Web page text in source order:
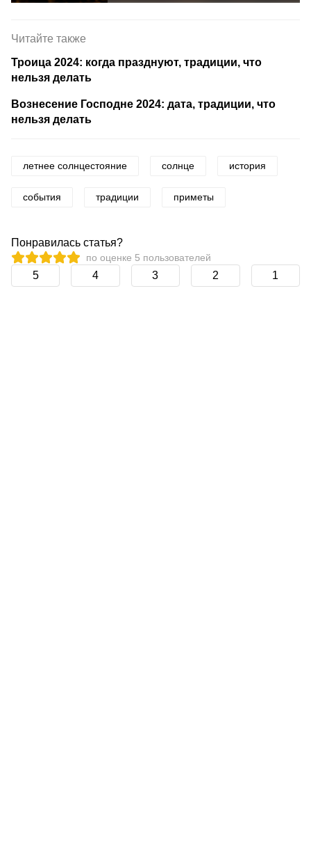
Читайте также
Троица 2024: когда празднуют, традиции, что
нельзя делать
Вознесение Господне 2024: дата, традиции, что
нельзя делать
летнее солнцестояние солнце история
события традиции приметы
Понравилась статья?
по оценке 5 пользователей
5 4 3 2 1